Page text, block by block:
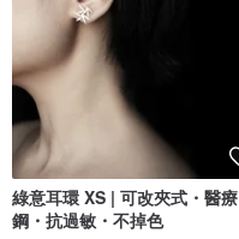
綠意耳環 XS | 可改夾式・醫療
鋼・抗過敏・不掉色